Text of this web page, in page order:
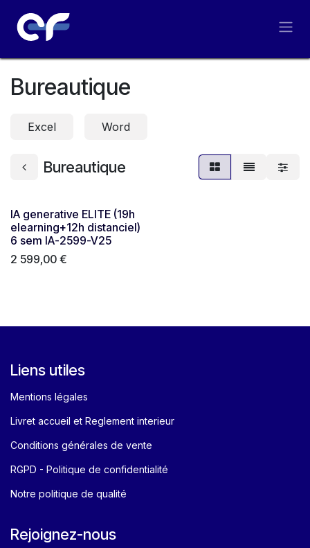
Bureautique
Excel Word
Bureautique
IA generative ELITE (19h
elearning+12h distanciel)
6 sem IA-2599-V25
2 599,00 €
Liens utiles
Mentions légales
Livret accueil et Reglement interieur
Conditions générales de vente
RGPD - Politique de confidentialité
Notre politique de qualité
Rejoignez-nous